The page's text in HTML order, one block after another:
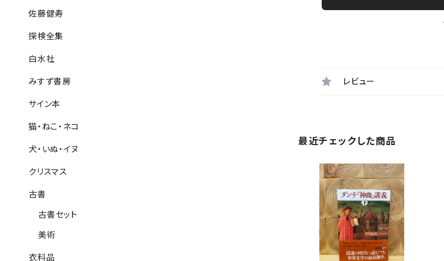
レビュー
最近チェックした商品
佐藤健寿
探検全集
白水社
みすず書房
サイン本
猫・ねこ・ネコ
犬・いぬ・イヌ
クリスマス
古書
古書セット
美術
衣料品